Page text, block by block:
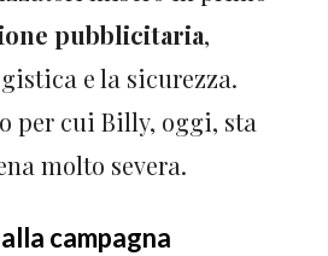
pubblicitaria,
e la sicurezza.
per cui Billy, oggi, sta
molto severa.
campagna